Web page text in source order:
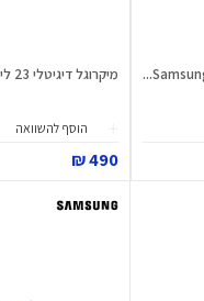
מיקרוגל דיגיטלי 23 ליטר Samsung ...
הוסף להשוואה
490 ₪